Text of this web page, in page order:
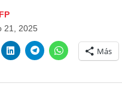
21, 2025
Haz
clic
en
Haz
clic
en
Haz
clic
para
en
Más